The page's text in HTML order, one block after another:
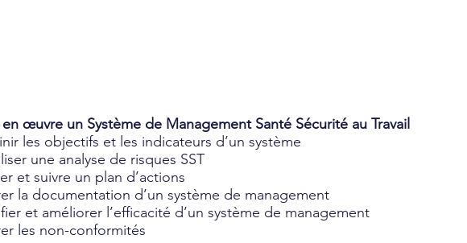
œuvre un Système de Management Santé Sécurité au Travail
les objectifs et les indicateurs d’un système
une analyse de risques SST
et suivre un plan d’actions
la documentation d’un système de management
et améliorer l’efficacité d’un système de management
les non-conformités